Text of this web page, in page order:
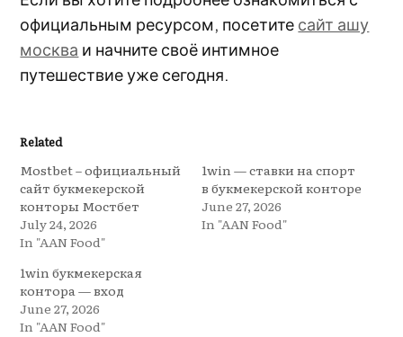
официальным ресурсом, посетите сайт ашу
москва и начните своё интимное
путешествие уже сегодня.
Related
Mostbet – официальный
сайт букмекерской
конторы Мостбет
July 24, 2026
In "AAN Food"
1win — ставки на спорт
в букмекерской конторе
June 27, 2026
In "AAN Food"
1win букмекерская
контора — вход
June 27, 2026
In "AAN Food"